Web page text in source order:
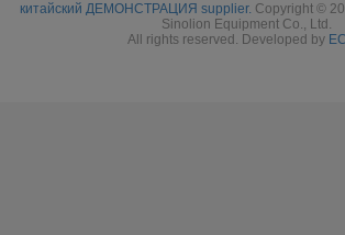
китайский ДЕМОНСТРАЦИЯ supplier. Copyright ©
Sinolion Equipment Co., Ltd.
All rights reserved. Developed by